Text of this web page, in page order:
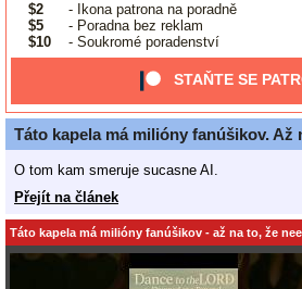
$2
- Ikona patrona na poradně
$5
- Poradna bez reklam
$10
- Soukromé poradenství
STAŇTE SE
Táto kapela má milióny fanúšikov. Až
O tom kam smeruje sucasne AI.
Přejít na článek
Táto kapela má milióny fanúšikov - až na to, že